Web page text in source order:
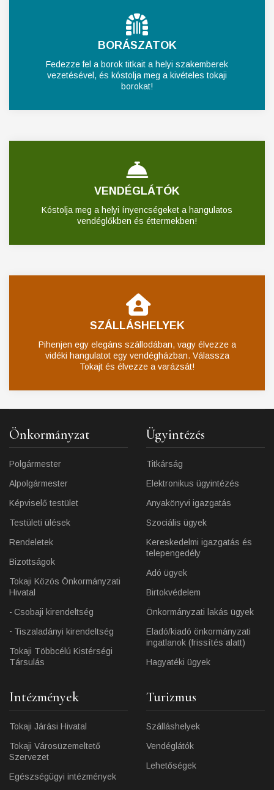
BORÁSZATOK
Fedezze fel a borok titkait a helyi szakemberek
vezetésével, és kóstolja meg a kivételes tokaji
borokat!
VENDÉGLÁTÓK
Kóstolja meg a helyi ínyencségeket a hangulatos
vendéglőkben és éttermekben!
SZÁLLÁSHELYEK
Pihenjen egy elegáns szállodában, vagy élvezze a
vidéki hangulatot egy vendégházban. Válassza
Tokajt és élvezze a varázsát!
Önkormányzat
Polgármester
Alpolgármester
Képviselő testület
Testületi ülések
Rendeletek
Bizottságok
Tokaji Közös Önkormányzati
Hivatal
Csobaji kirendeltség
Tiszaladányi kirendeltség
Tokaji Többcélú Kistérségi
Társulás
Ügyintézés
Titkárság
Elektronikus ügyintézés
Anyakönyvi igazgatás
Szociális ügyek
Kereskedelmi igazgatás és
telepengedély
Adó ügyek
Birtokvédelem
Önkormányzati lakás ügyek
Eladó/kiadó önkormányzati
ingatlanok (frissítés alatt)
Hagyatéki ügyek
Intézmények
Tokaji Járási Hivatal
Tokaji Városüzemeltető
Szervezet
Egészségügyi intézmények
Turizmus
Szálláshelyek
Vendéglátók
Lehetőségek